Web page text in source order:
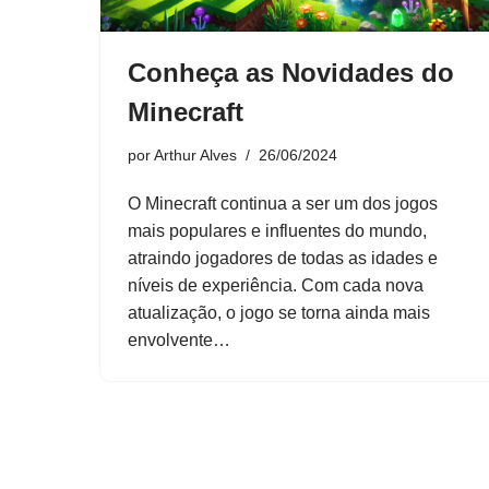
Conheça as Novidades do
Minecraft
porArthur Alves 26/06/2024
O Minecraft continua a ser um dos jogos
mais populares e influentes do mundo,
atraindo jogadores de todas as idades e
níveis de experiência. Com cada nova
atualização, o jogo se torna ainda mais
envolvente…